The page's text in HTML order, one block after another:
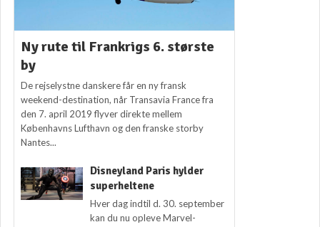
Ny rute til Frankrigs 6. største
by
De rejselystne danskere får en ny fransk
weekend-destination, når Transavia France fra
den 7. april 2019 flyver direkte mellem
Københavns Lufthavn og den franske storby
Nantes...
Disneyland Paris hylder
superheltene
Hver dag indtil d. 30. september
kan du nu opleve Marvel-